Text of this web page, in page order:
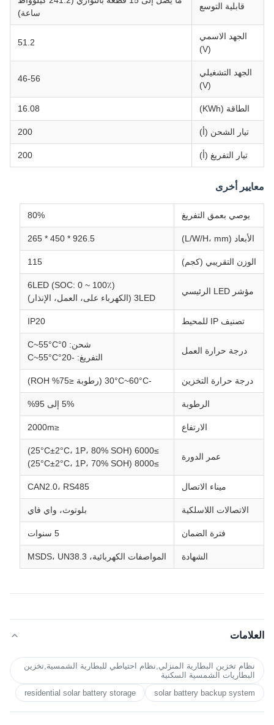
قابلية التوسع
ساعة)
الجهد الاسمي
(V)
51.2
الجهد التشغيلي
(V)
46-56
الطاقة (KWh) 16.08
تيار الشحن (أ) 200
تيار التفريغ (أ) 200
معايير أخرى
يوصي بعمق التفريغ 80%
الأبعاد (L/W/H، mm) 926.5 * 450 * 265
الوزن التقريبي (كجم) 115
مؤشر LED الرئيسي
6LED (SOC: 0 ~ 100٪)
3LED (الكهرباء على، العمل، الإنذار)
تصنيف IP للمحيط IP20
درجة حرارة العمل
شحن: 0°C~55°C
التفريغ: -20°C~55°C
درجة حرارة التخزين -30°C~60°C (رطوبة ≤75% ROH)
الرطوبة 5% إلى 95%
الارتفاع ≤2000m
عمر الدورة
≥6000 (25°C±2°C، 1P، 80% SOH)
≥8000 (25°C±2°C، 1P، 70% SOH)
ميناء الاتصال CAN2.0، RS485
الاتصالات اللاسلكية بلوتوث، واي فاي
فترة الضمان 5 سنوات
الشهادة المواصفات الكهربائية، MSDS، UN38.3
العلامات
نظام تخزين البطارية المنزلي,نظام احتياطي للبطارية الشمسية,تخزين
البطاريات الشمسية السكنية
solar battery backup system
residential solar battery storage